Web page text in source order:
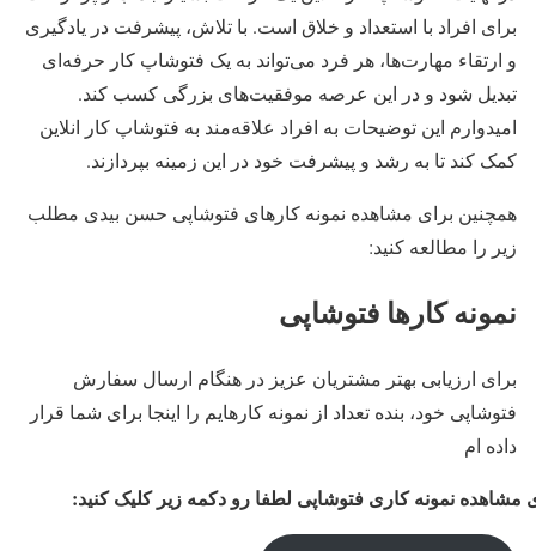
برای افراد با استعداد و خلاق است. با تلاش، پیشرفت در یادگیری
و ارتقاء مهارت‌ها، هر فرد می‌تواند به یک فتوشاپ کار حرفه‌ای
تبدیل شود و در این عرصه موفقیت‌های بزرگی کسب کند.
امیدوارم این توضیحات به افراد علاقه‌مند به فتوشاپ کار انلاین
کمک کند تا به رشد و پیشرفت خود در این زمینه بپردازند.
همچنین برای مشاهده نمونه کارهای فتوشاپی حسن بیدی مطلب
زیر را مطالعه کنید:
نمونه کارها فتوشاپی
برای ارزیابی بهتر مشتریان عزیز در هنگام ارسال سفارش
فتوشاپی خود، بنده تعداد از نمونه کارهایم را اینجا برای شما قرار
داده ام
مشاهده نمونه کاری فتوشاپی لطفا رو دکمه زیر کلیک کنید: